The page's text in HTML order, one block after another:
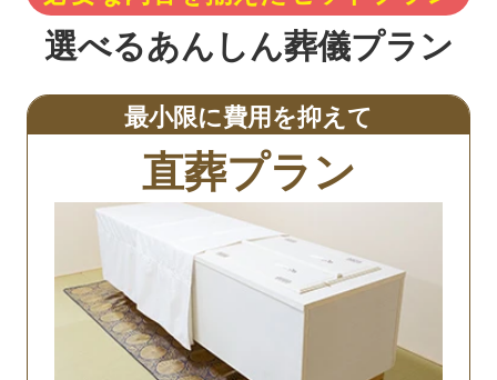
選べるあんしん葬儀プラン
最小限に費用を抑えて
直葬プラン